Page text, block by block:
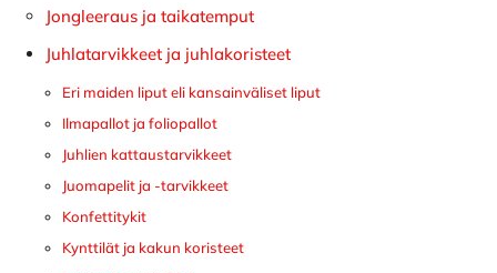
Jongleeraus ja taikatemput
Juhlatarvikkeet ja juhlakoristeet
Eri maiden liput eli kansainväliset liput
Ilmapallot ja foliopallot
Juhlien kattaustarvikkeet
Juomapelit ja -tarvikkeet
Konfettitykit
Kynttilät ja kakun koristeet